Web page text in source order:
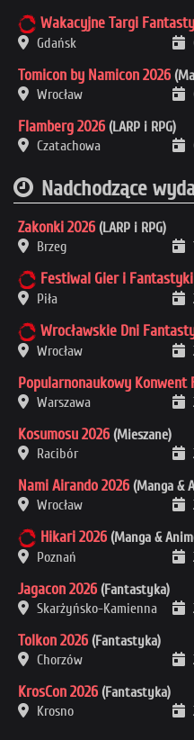
Wakacyjne Targi
Gdańsk
Tomicon by Namicon 2026
Wrocław
Flamberg 2026 (LARP i RPG)
Czatachowa
Nadchodzące
Zakonki 2026 (LARP i RPG)
Brzeg
Festiwal Gier i
Piła
Wrocławskie Dni
Wrocław
Popularnonaukowy
Warszawa
Kosumosu 2026 (Mieszane)
Racibór
Nami Airando 2026 (Manga &
Wrocław
Hikari 2026 (Manga &
Poznań
Jagacon 2026 (Fantastyka)
Skarżyńsko-Kamienna
Tolkon 2026 (Fantastyka)
Chorzów
KrosCon 2026 (Fantastyka)
Krosno